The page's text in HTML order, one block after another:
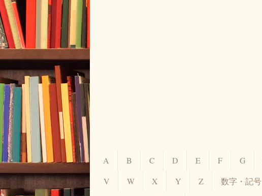
A B C D E F G
V
W X Y Z 数字・記号